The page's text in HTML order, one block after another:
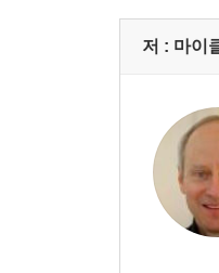
저 : 마이